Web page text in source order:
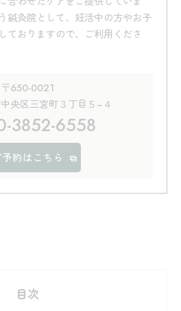
鍼灸院として、妊活中の方やお子
ておりますので、ご利用くださ
〒650-0021
央区三宮町３丁目５−４
3852-6558
予約はこちら
目次